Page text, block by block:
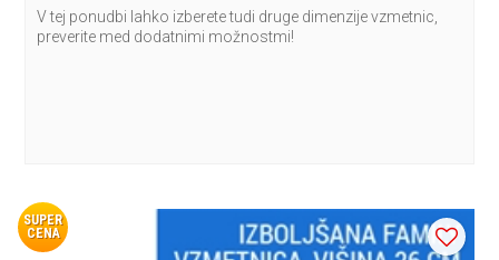
V tej ponudbi lahko izberete tudi druge dimenzije vzmetnic,
preverite med dodatnimi možnostmi!
SUPER
CENA